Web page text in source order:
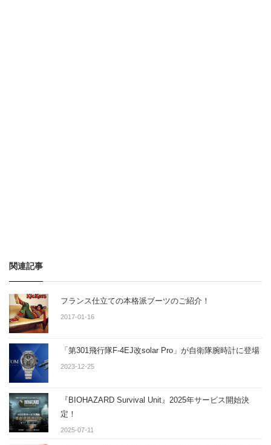
関連記事
フランス仕立ての本格派ブーツのご紹介！
2017-01-16
「第301飛行隊F-4EJ改solar Pro」が自衛隊腕時計に登場
2023-12-25
『BIOHAZARD Survival Unit』2025年サービス開始決
定！
2025-07-11